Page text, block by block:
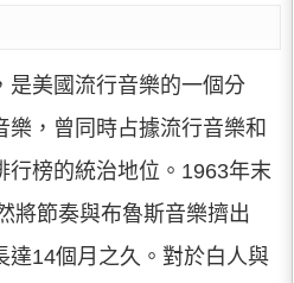
是美國流行音樂的一個分
樂，曾同時占據流行音樂和
行榜的統治地位。1963年末
將節奏與布魯斯音樂擠出
達14個月之久。對於白人與